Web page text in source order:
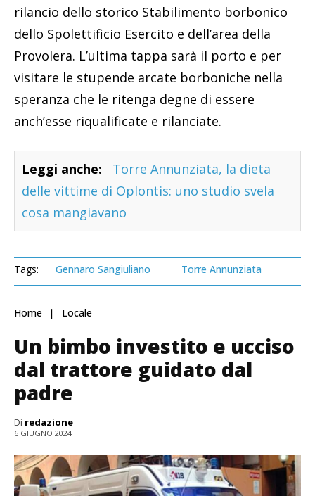
rilancio dello storico Stabilimento borbonico
dello Spolettificio Esercito e dell’area della
Provolera. L’ultima tappa sarà il porto e per
visitare le stupende arcate borboniche nella
speranza che le ritenga degne di essere
anch’esse riqualificate e rilanciate.
Leggi anche:
Torre Annunziata, la dieta
delle vittime di Oplontis: uno studio svela
cosa mangiavano
Tags: Gennaro Sangiuliano Torre Annunziata
Home Locale
Un bimbo investito e ucciso
dal trattore guidato dal
padre
Di redazione
6 GIUGNO 2024